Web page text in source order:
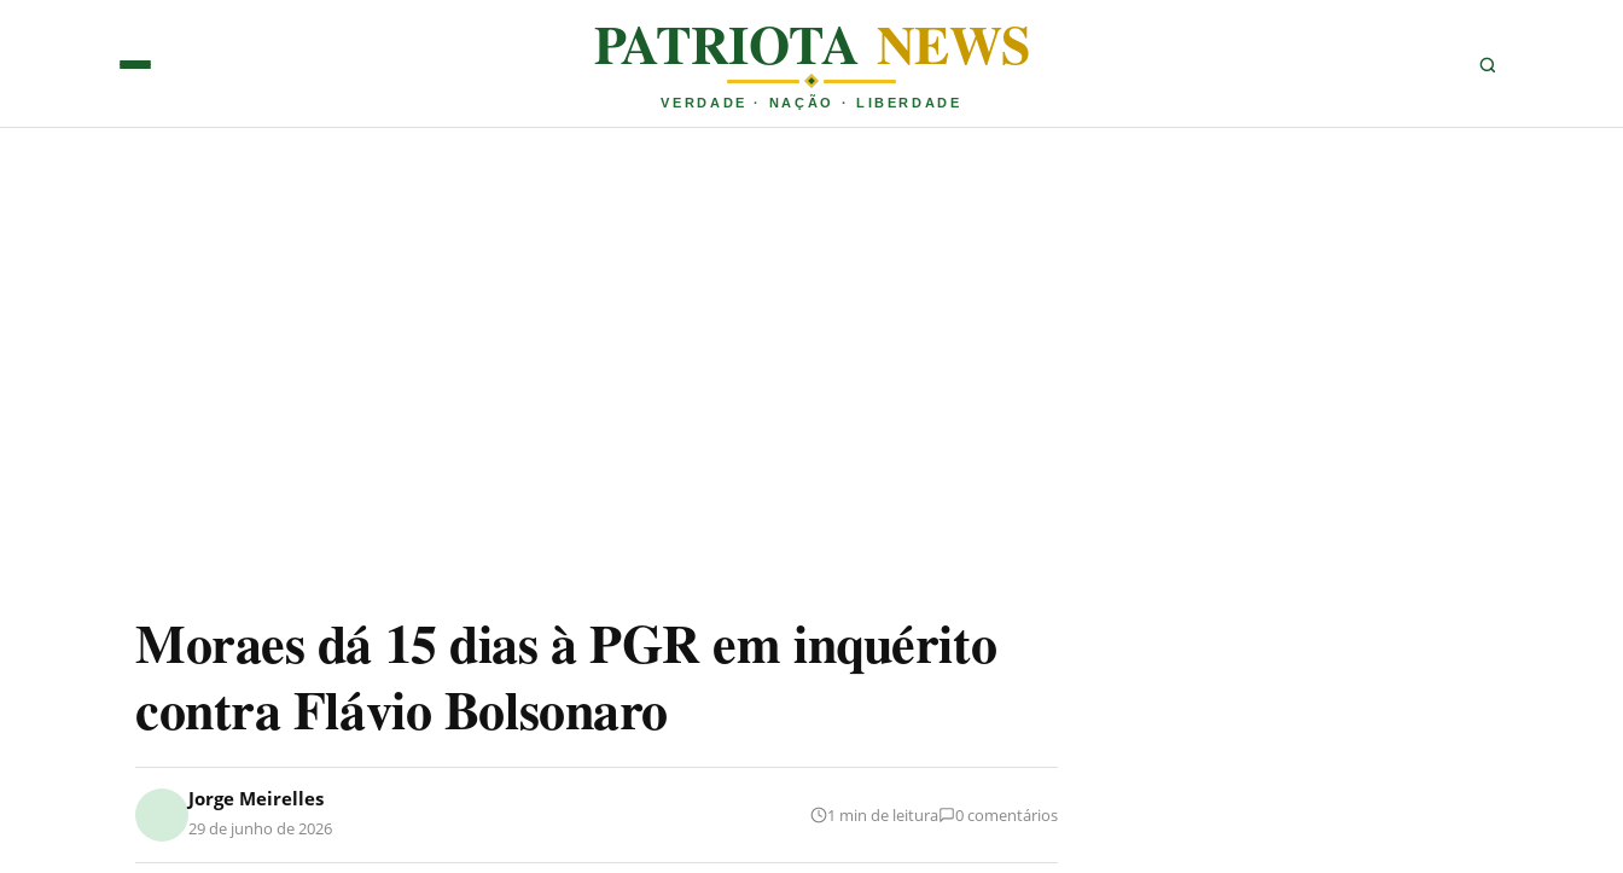
PATRIOTA NEWS
VERDADE · NAÇÃO · LIBERDADE
Moraes dá 15 dias à PGR em inquérito
contra Flávio Bolsonaro
Jorge Meirelles
29 de junho de 2026
1 min de leitura 0 comentários